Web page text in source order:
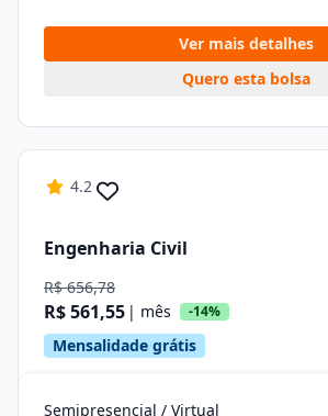
Ver mais detalhes
Quero esta bolsa
4.2
Engenharia Civil
R$ 656,78
R$ 561,55 | mês -14%
Mensalidade grátis
Semipresencial / Virtual